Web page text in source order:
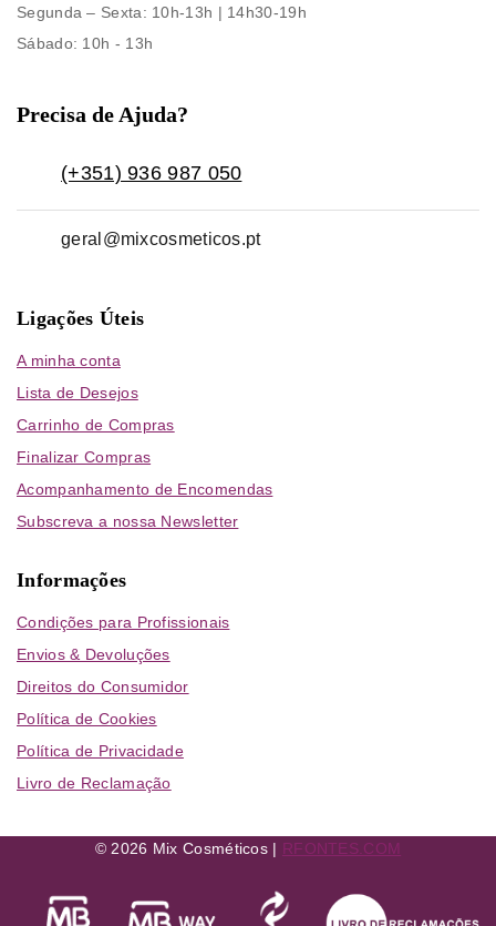
Segunda – Sexta: 10h-13h | 14h30-19h
Sábado: 10h - 13h
Precisa de Ajuda?
(+351) 936 987 050
geral@mixcosmeticos.pt
Ligações Úteis
A minha conta
Lista de Desejos
Carrinho de Compras
Finalizar Compras
Acompanhamento de Encomendas
Subscreva a nossa Newsletter
Informações
Condições para Profissionais
Envios & Devoluções
Direitos do Consumidor
Política de Cookies
Política de Privacidade
Livro de Reclamação
© 2026 Mix Cosméticos | RFONTES.COM